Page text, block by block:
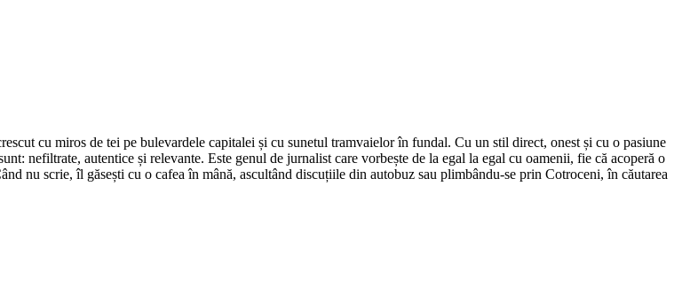
cu miros de tei pe bulevardele capitalei și cu sunetul tramvaielor în fundal. Cu un stil direct, onest și cu o pasiune
nefiltrate, autentice și relevante. Este genul de jurnalist care vorbește de la egal la egal cu oamenii, fie că acoperă o
nu scrie, îl găsești cu o cafea în mână, ascultând discuțiile din autobuz sau plimbându-se prin Cotroceni, în căutarea